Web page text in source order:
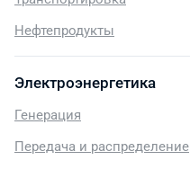
Нефтепродукты
Электроэнергетика
Генерация
Передача и распределение